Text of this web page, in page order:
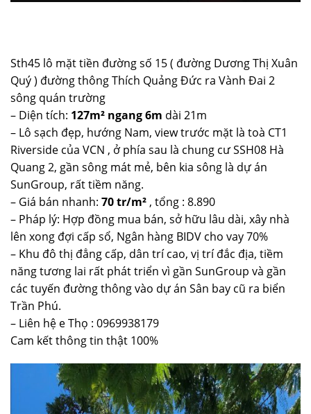
Sth45 lô mặt tiền đường số 15 ( đường Dương Thị Xuân
Quý ) đường thông Thích Quảng Đức ra Vành Đai 2
sông quán trường
– Diện tích: 127m² ngang 6m dài 21m
– Lô sạch đẹp, hướng Nam, view trước mặt là toà CT1
Riverside của VCN , ở phía sau là chung cư SSH08 Hà
Quang 2, gần sông mát mẻ, bên kia sông là dự án
SunGroup, rất tiềm năng.
– Giá bán nhanh: 70 tr/m² , tổng : 8.890
– Pháp lý: Hợp đồng mua bán, sở hữu lâu dài, xây nhà
lên xong đợi cấp sổ, Ngân hàng BIDV cho vay 70%
– Khu đô thị đẳng cấp, dân trí cao, vị trí đắc địa, tiềm
năng tương lai rất phát triển vì gần SunGroup và gần
các tuyến đường thông vào dự án Sân bay cũ ra biển
Trần Phú.
– Liên hệ e Thọ : 0969938179
Cam kết thông tin thật 100%